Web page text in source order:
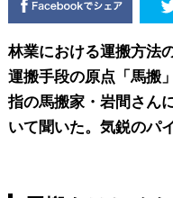
林業における運搬方法
運搬手段の原点「馬搬
指の馬搬家・岩間さん
いて聞いた。気鋭のパ